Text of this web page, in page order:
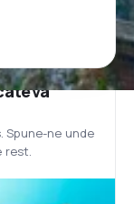
Spune-ne unde
rest.